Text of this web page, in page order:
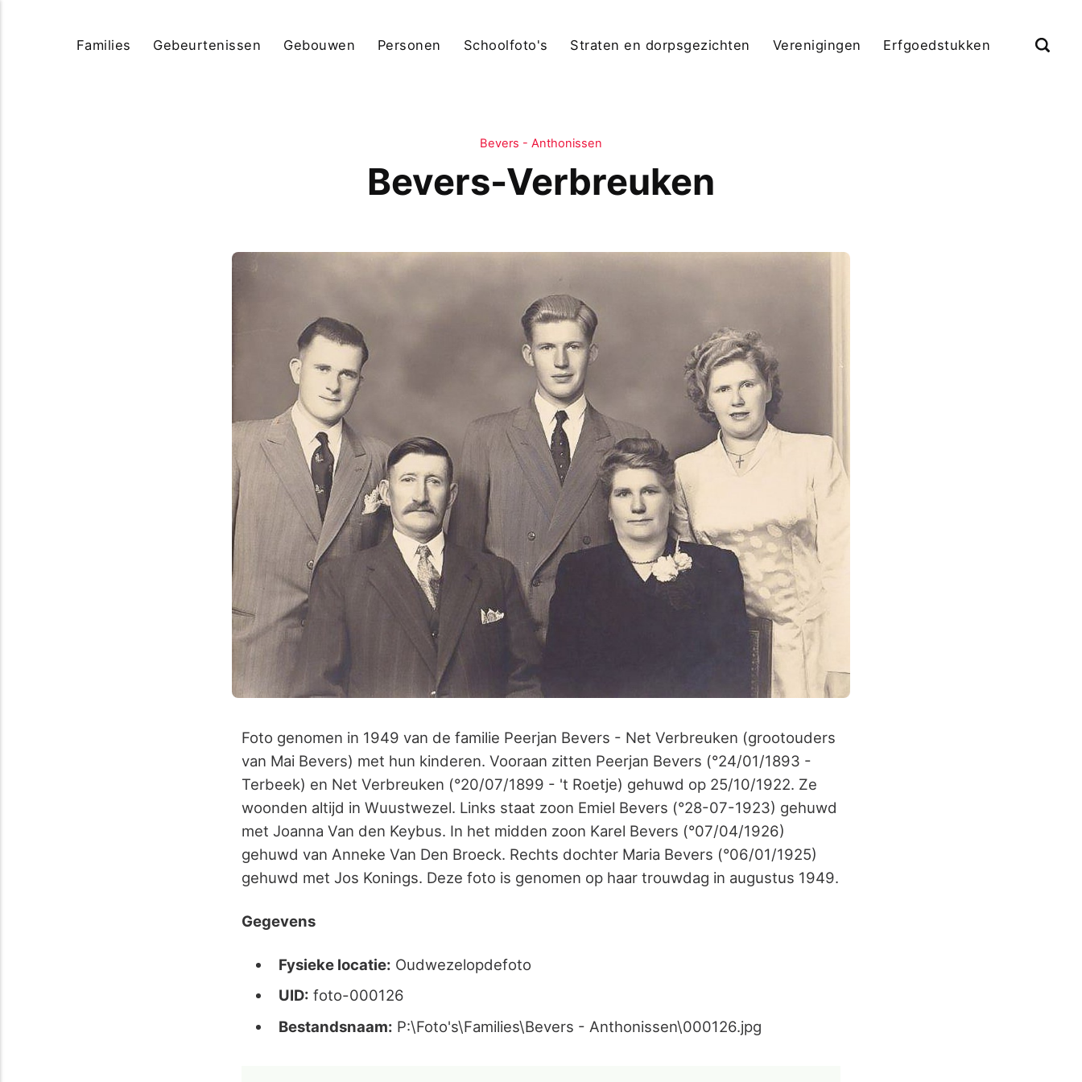
Families Gebeurtenissen Gebouwen Personen Schoolfoto's Straten en dorpsgezichten Verenigingen Erfgoedstukken
Bevers - Anthonissen
Bevers-Verbreuken
Foto genomen in 1949 van de familie Peerjan Bevers - Net Verbreuken (grootouders
van Mai Bevers) met hun kinderen. Vooraan zitten Peerjan Bevers (°24/01/1893 -
Terbeek) en Net Verbreuken (°20/07/1899 - 't Roetje) gehuwd op 25/10/1922. Ze
woonden altijd in Wuustwezel. Links staat zoon Emiel Bevers (°28-07-1923) gehuwd
met Joanna Van den Keybus. In het midden zoon Karel Bevers (°07/04/1926)
gehuwd van Anneke Van Den Broeck. Rechts dochter Maria Bevers (°06/01/1925)
gehuwd met Jos Konings. Deze foto is genomen op haar trouwdag in augustus 1949.
Gegevens
Fysieke locatie: Oudwezelopdefoto
UID: foto-000126
Bestandsnaam: P:\Foto's\Families\Bevers - Anthonissen\000126.jpg